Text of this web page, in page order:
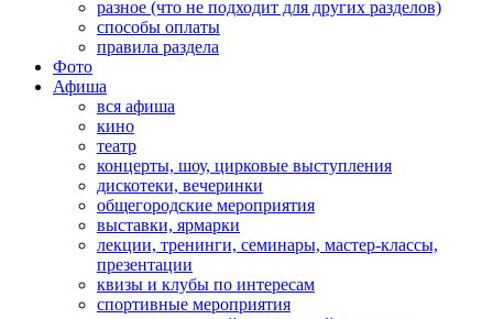
разное (что не подходит для других разделов)
способы оплаты
правила раздела
Фото
Афиша
вся афиша
кино
театр
концерты, шоу, цирковые выступления
дискотеки, вечеринки
общегородские мероприятия
выставки, ярмарки
лекции, тренинги, семинары, мастер-классы,
презентации
квизы и клубы по интересам
спортивные мероприятия